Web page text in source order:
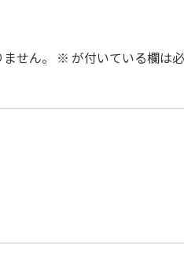
せん。 ※ が付いている欄は